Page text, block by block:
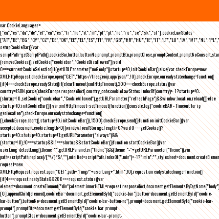
var CookieLanguages=
["ca","cs","da","de","el","en","es","fr","hu","it","nl","pl","pt","ro","ru","se","sk","sl"],cookieLawStates=
setupCookieBar(){var
(removeCookies(),setCookie("cookiebar","CookieDisallowed")),void
0===currentCookieSelection)if(getURLParameter("noGeoIp"))startup=!0,initCookieBar();else{var checkEurope=new
XMLHttpRequest;checkEurope.open("GET","https://freegeoip.app/json/",!0),checkEurope.onreadystatechange=function()
{if(4===checkEurope.readyState){if(clearTimeout(xmlHttpTimeout),200===checkEurope.status){var
country=JSON.parse(checkEurope.responseText).country_code;cookieLawStates.indexOf(country)>-1?startup=!0:
(shutup=!0,setCookie("cookiebar","CookieAllowed"),getURLParameter("refreshPage")&&window.location.reload())}else
startup=!0;initCookieBar()}};var xmlHttpTimeout=setTimeout(function(){console.log("cookieBAR - Timeout for ip
geolocation"),checkEurope.onreadystatechange=function()
{},checkEurope.abort(),startup=!0,initCookieBar()},1500);checkEurope.send()}function initCookieBar(){var
accepted;document.cookie.length>0||window.localStorage.length>0?void 0===getCookie()?
startup=!0:shutup=!0:startup=!1;getURLParameter("always")&&
(startup=!0),!0===startup&&!1===shutup&&startCookieBar()}function startCookieBar(){var
userLang=detectLang(),theme="";getURLParameter("theme")&&(theme="-"+getURLParameter("theme"));var
path=scriptPath.replace(/[^\/]*$/,""),minified=scriptPath.indexOf(".min")>-
request=new
XMLHttpRequest;request.open("GET",path+"lang/"+userLang+".html",!0),request.onreadystatechange=function()
{if(4===request.readyState&&200===request.status){var
element=document.createElement("div");element.innerHTML=request.responseText,document.getElementsByTagName("body")
[0].appendChild(element),cookieBar=document.getElementById("cookie-bar"),button=document.getElementById("cookie-
bar-button"),buttonNo=document.getElementById("cookie-bar-button-no"),prompt=document.getElementById("cookie-bar-
prompt"),promptBtn=document.getElementById("cookie-bar-prompt-
button"),promptClose=document.getElementById("cookie-bar-prompt-